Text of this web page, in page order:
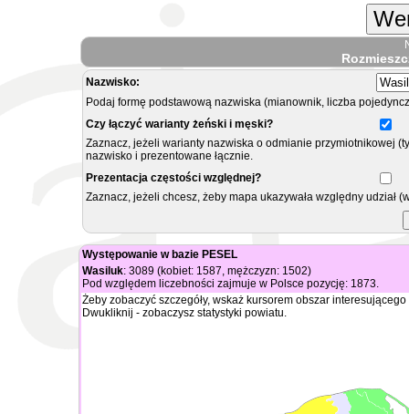
Nazwisko:
Podaj formę podstawową nazwiska (mianownik, liczba
Czy łączyć warianty żeński i męski?
Zaznacz, jeżeli warianty nazwiska o odmianie przymiotnikowej
nazwisko i prezentowane łącznie.
Prezentacja częstości względnej?
Zaznacz, jeżeli chcesz, żeby mapa ukazywała względny
Występowanie w bazie PESEL
Wasiluk: 3089 (kobiet: 1587, mężczyzn: 1502)
Pod względem liczebności zajmuje w Polsce pozycję: 1873.
Żeby zobaczyć szczegóły, wskaż kursorem obszar
Dwukliknij - zobaczysz statystyki powiatu.